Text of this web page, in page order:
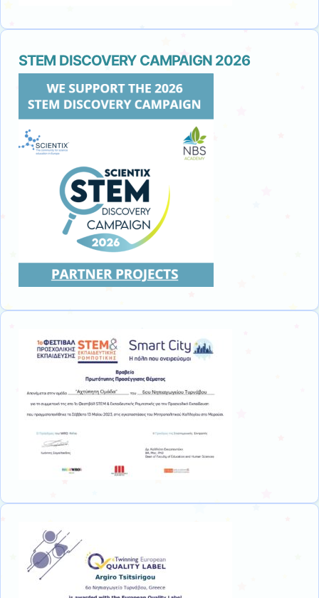
STEM DISCOVERY CAMPAIGN 2026